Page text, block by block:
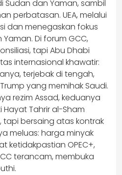
Sudan dan Yaman, sambil
perbatasan. UEA, melalui
dan menegaskan fokus
Di forum GCC,
tapi Abu Dhabi
internasional khawatir:
terjebak di tengah,
yang memihak Saudi.
rezim Assad, keduanya
Tahrir al-Sham
tapi bersaing atas kontrak
meluas: harga minyak
ketidakpastian OPEC+,
terancam, membuka